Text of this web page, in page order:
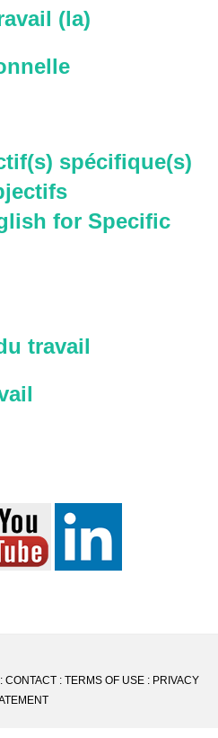
(la)
spécifique(s)
for Specific
travail
CONTACT : TERMS OF USE : PRIVACY